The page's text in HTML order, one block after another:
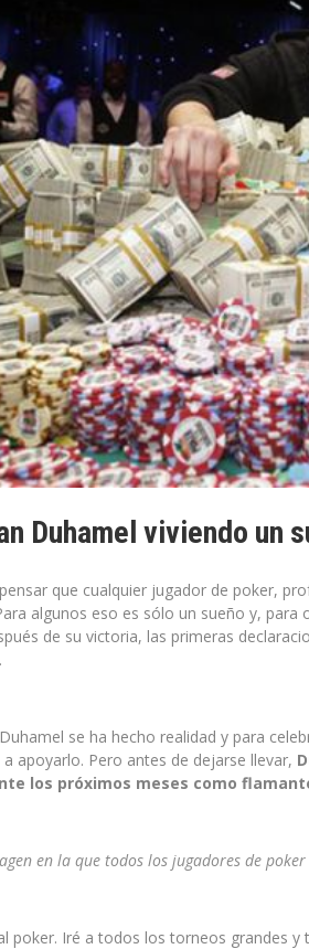
Duhamel viviendo un
que cualquier jugador de poker,
algunos eso es sólo un sueño y, para
de su victoria, las primeras
se ha hecho realidad y para
apoyarlo. Pero antes de dejarse llevar,
los próximos meses como
en la que todos los jugadores de
poker. Iré a todos los torneos grandes